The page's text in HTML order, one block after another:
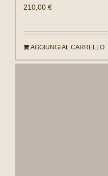
210,00 €
AGGIUNGI AL CARRELLO